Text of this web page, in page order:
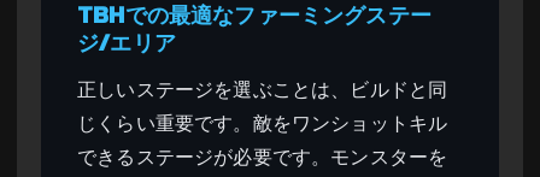
TBHでの最適なファーミングステー
ジ/エリア
正しいステージを選ぶことは、ビルドと同
じくらい重要です。敵をワンショットキル
できるステージが必要です。モンスターを